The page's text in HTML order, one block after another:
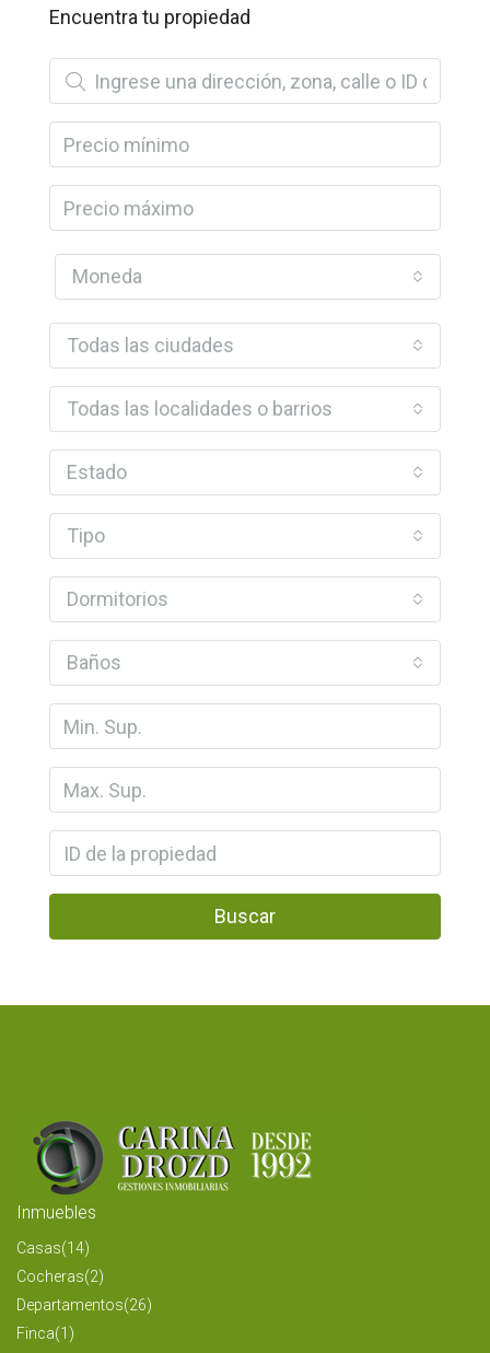
Encuentra tu propiedad
Moneda
Todas las ciudades
Todas las localidades o barrios
Estado
Tipo
Dormitorios
Baños
Buscar
Inmuebles
Casas(14)
Cocheras(2)
Departamentos(26)
Finca(1)